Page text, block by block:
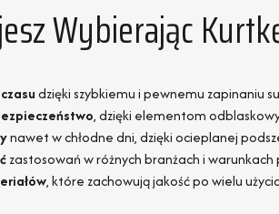
Wybierając
dzięki szybkiemu i pewnemu zapinaniu
, dzięki elementom
nawet w chłodne dni, dzięki ocieplanej
zastosowań w różnych branżach i warunkach
, które zachowują jakość po wielu